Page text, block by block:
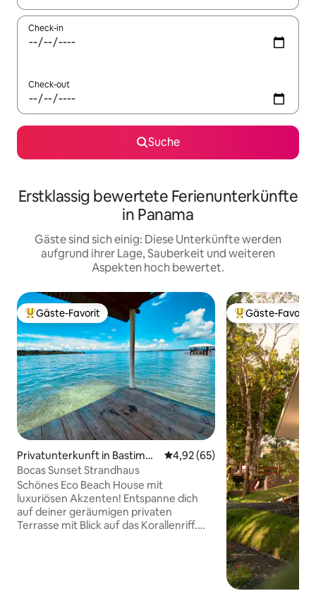
Check-in
Check-out
Suche
Erstklassig bewertete Ferienunterkünfte
in Panama
Gäste sind sich einig: Diese Unterkünfte werden
aufgrund ihrer Lage, Sauberkeit und weiteren
Aspekten hoch bewertet.
Beliebter Gäste-Favorit.
Gäste-Favorit
Privatunterkunft in Bastimen
tos Island
Durchschnittliche Bewertung:
4,92 (65)
Bocas Sunset Strandhaus
Schönes Eco Beach House mit
luxuriösen Akzenten! Entspanne dich
auf deiner geräumigen privaten
Terrasse mit Blick auf das Korallenriff.
Beliebter Gäste-
Gäste-Favorit